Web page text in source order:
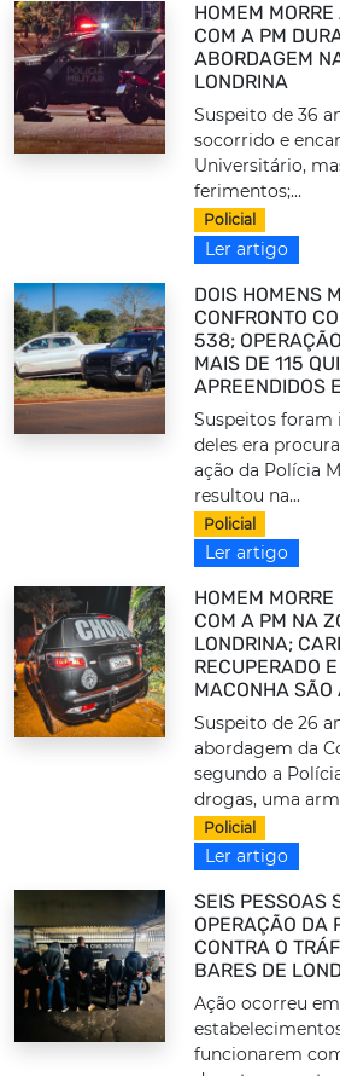
HOMEM
COM A PM
ABORDAGEM
LONDRINA
Suspeito de 36
socorrido e
Universitário,
ferimentos;...
Policial
Ler artigo
DOIS HOMENS
CONFRONTO
538;
MAIS DE 115
APREENDIDOS
Suspeitos
deles era
ação da Polícia
resultou na...
Policial
Ler artigo
HOMEM
COM A PM NA
LONDRINA;
RECUPERADO
MACONHA SÃO
Suspeito de 26
abordagem da
segundo a
drogas, uma
Policial
Ler artigo
SEIS PESSOAS
OPERAÇÃO DA
CONTRA O
BARES DE
Ação ocorreu
funcionarem